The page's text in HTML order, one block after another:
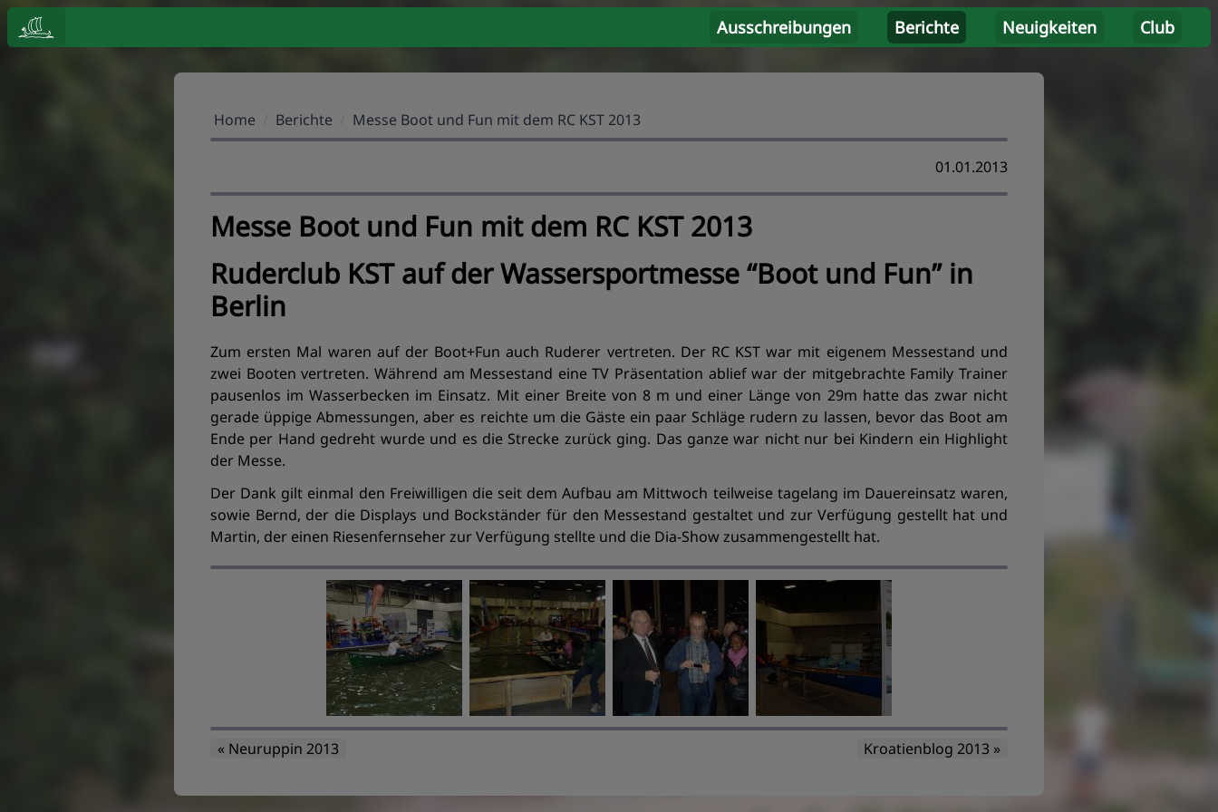
Ausschreibungen Berichte Neuigkeiten Club
Home Berichte Messe Boot und Fun mit dem RC KST 2013
01.01.2013
Messe Boot und Fun mit dem RC KST 2013
Ruderclub KST auf der Wassersportmesse “Boot und Fun” in
Berlin
Zum ersten Mal waren auf der Boot+Fun auch Ruderer vertreten. Der RC KST war mit eigenem Messestand und
zwei Booten vertreten. Während am Messestand eine TV Präsentation ablief war der mitgebrachte Family Trainer
pausenlos im Wasserbecken im Einsatz. Mit einer Breite von 8 m und einer Länge von 29m hatte das zwar nicht
gerade üppige Abmessungen, aber es reichte um die Gäste ein paar Schläge rudern zu lassen, bevor das Boot am
Ende per Hand gedreht wurde und es die Strecke zurück ging. Das ganze war nicht nur bei Kindern ein Highlight
der Messe.
Der Dank gilt einmal den Freiwilligen die seit dem Aufbau am Mittwoch teilweise tagelang im Dauereinsatz waren,
sowie Bernd, der die Displays und Bockständer für den Messestand gestaltet und zur Verfügung gestellt hat und
Martin, der einen Riesenfernseher zur Verfügung stellte und die Dia-Show zusammengestellt hat.
« Neuruppin 2013 Kroatienblog 2013 »